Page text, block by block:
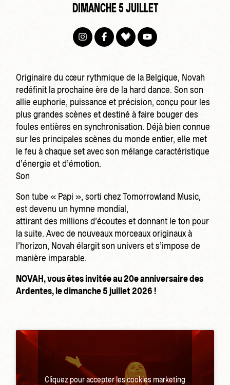
DIMANCHE 5 JUILLET
Originaire du cœur rythmique de la Belgique, Novah
redéfinit la prochaine ère de la hard dance. Son son
allie euphorie, puissance et précision, conçu pour les
plus grandes scènes et destiné à faire bouger des
foules entières en synchronisation. Déjà bien connue
sur les principales scènes du monde entier, elle met
le feu à chaque set avec son mélange caractéristique
d’énergie et d’émotion.
Son
Son tube « Papi », sorti chez Tomorrowland Music,
est devenu un hymne mondial,
attirant des millions d’écoutes et donnant le ton pour
la suite. Avec de nouveaux morceaux originaux à
l’horizon, Novah élargit son univers et s’impose de
manière imparable.
NOVAH, vous êtes invitée au 20e anniversaire des
Ardentes, le dimanche 5 juillet 2026 !
Cliquez pour accepter les cookies marketing